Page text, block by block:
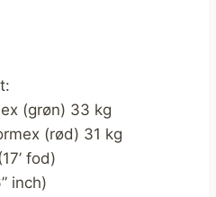
(grøn) 33 kg
(rød) 31 kg
fod)
inch)